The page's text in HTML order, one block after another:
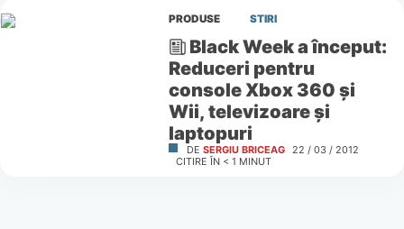
PRODUSE STIRI
Black Week a început:
Reduceri pentru
console Xbox 360 şi
Wii, televizoare şi
laptopuri
DE SERGIU BRICEAG 22 / 03 / 2012
CITIRE ÎN < 1 MINUT